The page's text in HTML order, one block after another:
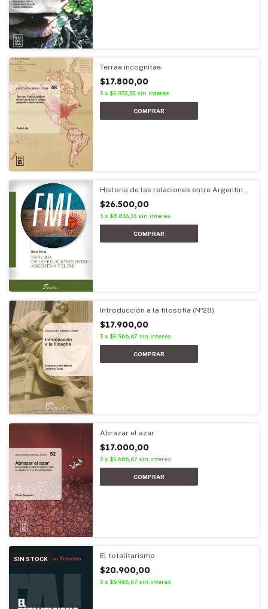
Terrae incognitae
$17.800,00
3 x $5.933,33 sin interés
Historia de las relaciones entre Argentina
$26.500,00
3 x $8.833,33 sin interés
Introducción a la filosofía (Nº28)
$17.900,00
3 x $5.966,67 sin interés
Abrazar el azar
$17.000,00
3 x $5.666,67 sin interés
SIN STOCK El totalitarismo
$20.900,00
3 x $6.966,67 sin interés